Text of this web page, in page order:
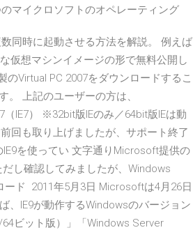
マイクロソフトのオペレーティング
数同時に起動させる方法を解説。 例えば
仮想マシンイメージの形で無料公開し
Virtual PC 2007をダウンロードするこ
上記のユーザーの方は、
IE7） ※32bit版IEのみ／64bit版IEは動
回も取り上げましたが、サポート終了
を使ってい 文字通りMicrosoft提供の
し確認してみましたが、Windows
ド 2011年5月3日 Microsoftは4月26日
、IE9が動作するWindowsのバージョン
ビット版）」「Windows Server